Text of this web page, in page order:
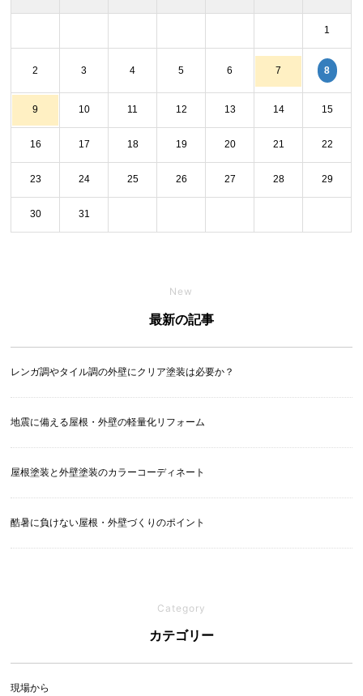
1
2 3 4 5 6 7 8
9 10 11 12 13 14 15
16 17 18 19 20 21 22
23 24 25 26 27 28 29
30 31
New
最新の記事
レンガ調やタイル調の外壁にクリア塗装は必要か？
地震に備える屋根・外壁の軽量化リフォーム
屋根塗装と外壁塗装のカラーコーディネート
酷暑に負けない屋根・外壁づくりのポイント
Category
カテゴリー
現場から